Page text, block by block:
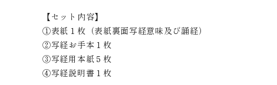
【セット内容】
①表紙１枚（表紙裏面写経意味及び誦経）
②写経お手本１枚
③写経用本紙５枚
④写経説明書１枚